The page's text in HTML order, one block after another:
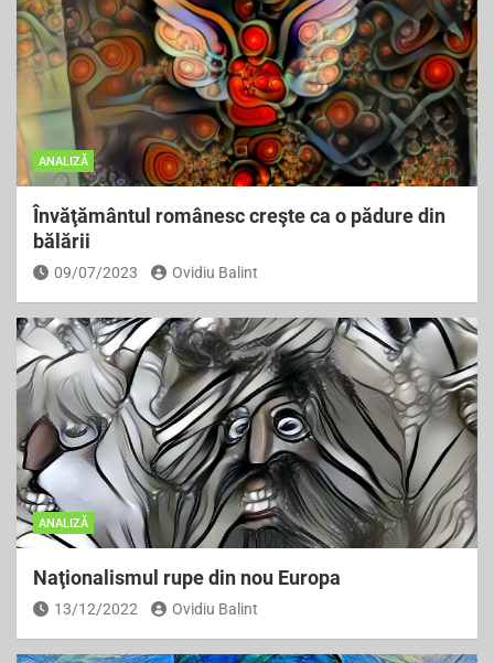
ANALIZĂ
Învăţământul românesc creşte ca o pădure din
bălării
09/07/2023 Ovidiu Balint
ANALIZĂ
Naţionalismul rupe din nou Europa
13/12/2022 Ovidiu Balint